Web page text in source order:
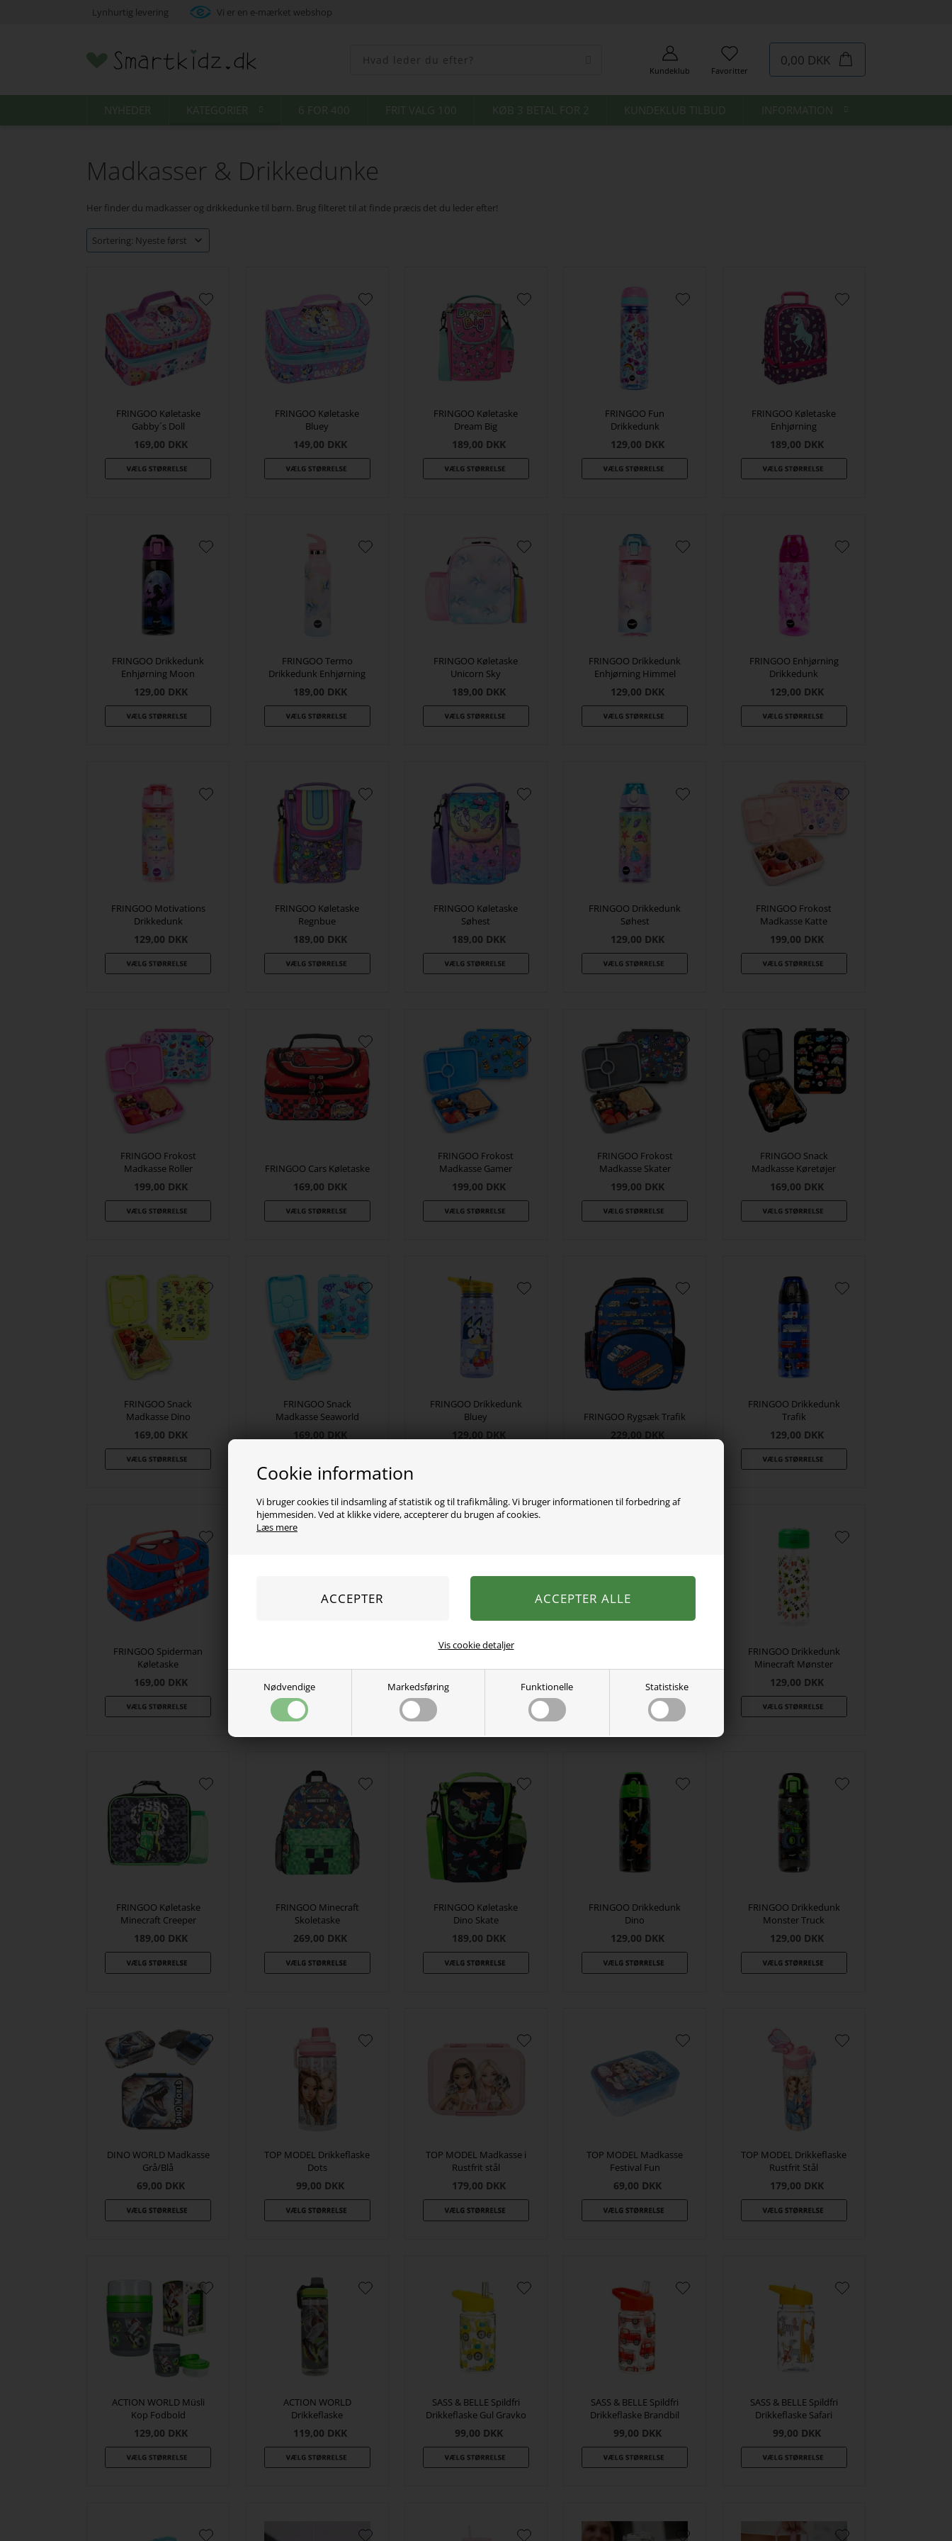
Cookie information
Vi bruger cookies til indsamling af statistik og til trafikmåling. Vi bruger informationen til forbedring af
hjemmesiden. Ved at klikke videre, accepterer du brugen af cookies.
Læs mere
Nødvendige Markedsføring Funktionelle Statistiske
Vis cookie detaljer
Lynhurtig levering Vi er en e-mærket webshop
Kundeklub Favoritter
0,00 DKK
NYHEDER KATEGORIER 6 FOR 400 FRIT VALG 100 KØB 3 BETAL FOR 2 KUNDEKLUB TILBUD INFORMATION
Madkasser & Drikkedunke
Her finder du madkasser og drikkedunke til børn. Brug filteret til at finde præcis det du leder efter!
FRINGOO Køletaske
Gabby´s Doll
169,00 DKK
FRINGOO Køletaske
Bluey
149,00 DKK
FRINGOO Køletaske
Dream Big
189,00 DKK
FRINGOO Fun
Drikkedunk
129,00 DKK
FRINGOO Køletaske
Enhjørning
189,00 DKK
FRINGOO Drikkedunk
Enhjørning Moon
129,00 DKK
FRINGOO Termo
Drikkedunk Enhjørning
189,00 DKK
FRINGOO Køletaske
Unicorn Sky
189,00 DKK
FRINGOO Drikkedunk
Enhjørning Himmel
129,00 DKK
FRINGOO Enhjørning
Drikkedunk
129,00 DKK
FRINGOO Motivations
Drikkedunk
129,00 DKK
FRINGOO Køletaske
Regnbue
189,00 DKK
FRINGOO Køletaske
Søhest
189,00 DKK
FRINGOO Drikkedunk
Søhest
129,00 DKK
FRINGOO Frokost
Madkasse Katte
199,00 DKK
FRINGOO Frokost
Madkasse Roller
199,00 DKK
FRINGOO Cars Køletaske
169,00 DKK
FRINGOO Frokost
Madkasse Gamer
199,00 DKK
FRINGOO Frokost
Madkasse Skater
199,00 DKK
FRINGOO Snack
Madkasse Køretøjer
169,00 DKK
FRINGOO Snack
Madkasse Dino
169,00 DKK
FRINGOO Snack
Madkasse Seaworld
169,00 DKK
FRINGOO Drikkedunk
Bluey
129,00 DKK
FRINGOO Rygsæk Trafik
229,00 DKK
FRINGOO Drikkedunk
Trafik
129,00 DKK
FRINGOO Spiderman
Køletaske
169,00 DKK 129,00
FRINGOO Drikkedunk
DKK
FRINGOO Drikkedunk
Minecraft Mønster
129,00 DKK
FRINGOO Køletaske
Minecraft Creeper
189,00 DKK
FRINGOO Minecraft
Skoletaske
269,00 DKK
FRINGOO Køletaske
Dino Skate
189,00 DKK
FRINGOO Drikkedunk
Dino
129,00 DKK
FRINGOO Drikkedunk
Monster Truck
129,00 DKK
DINO WORLD Madkasse
Grå/Blå
69,00 DKK
TOP MODEL Drikkeflaske
Dots
99,00 DKK
TOP MODEL Madkasse i
Rustfrit stål
179,00 DKK
TOP MODEL Madkasse
Festival Fun
69,00 DKK
TOP MODEL Drikkeflaske
Rustfrit Stål
179,00 DKK
ACTION WORLD Müsli
Kop Fodbold
129,00 DKK
ACTION WORLD
Drikkeflaske
119,00 DKK
SASS & BELLE Spildfri
Drikkeflaske Gul Gravko
99,00 DKK
SASS & BELLE Spildfri
Drikkeflaske Brandbil
99,00 DKK
SASS & BELLE Spildfri
Drikkeflaske Safari
99,00 DKK